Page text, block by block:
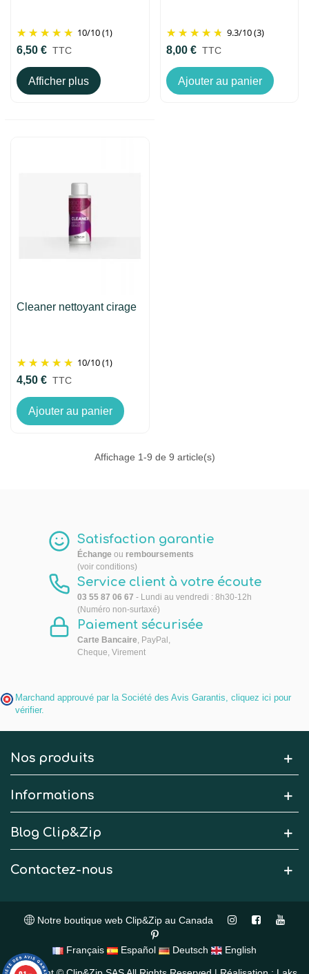
10/10(1)
6,50 € TTC
Afficher plus
9.3/10(3)
8,00 € TTC
Ajouter au panier
Cleaner nettoyant cirage
10/10(1)
4,50 € TTC
Ajouter au panier
Affichage 1-9 de 9 article(s)
Satisfaction garantie
Échange ou remboursements
(voir conditions)
Service client à votre écoute
03 55 87 06 67 - Lundi au vendredi : 8h30-12h
(Numéro non-surtaxé)
Paiement sécurisée
Carte Bancaire, PayPal,
Cheque, Virement
Marchand approuvé par la Société des Avis Garantis, cliquez ici pour
vérifier.
Nos produits
Informations
Blog Clip&Zip
Contactez-nous
Notre boutique web Clip&Zip au Canada
Français Español Deutsch English